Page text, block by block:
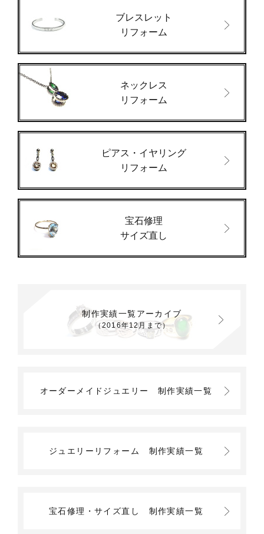
ブレスレット
リフォーム
ネックレス
リフォーム
ピアス・イヤリング
リフォーム
宝石修理
サイズ直し
制作実績一覧アーカイブ
（2016年12月まで）
オーダーメイドジュエリー 制作実績一覧
ジュエリーリフォーム 制作実績一覧
宝石修理・サイズ直し 制作実績一覧